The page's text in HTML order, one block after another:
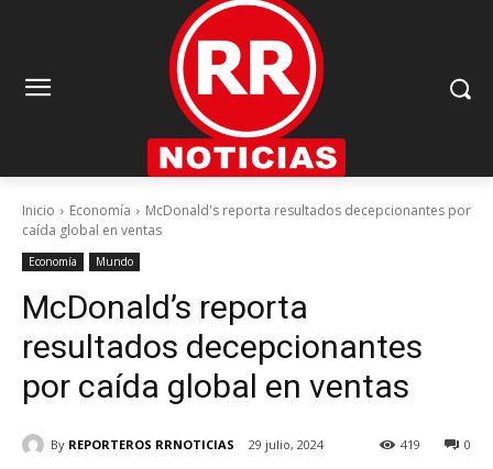
Inicio Economía
McDonald's reporta resultados decepcionantes por
caída global en ventas
Economía Mundo
McDonald’s reporta
resultados decepcionantes
por caída global en ventas
By REPORTEROS RRNOTICIAS 29 julio, 2024 0
419